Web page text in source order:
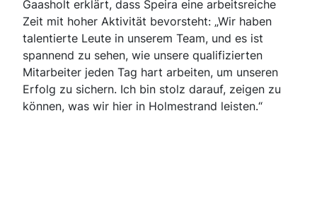
Gaasholt erklärt, dass Speira eine arbeitsreiche
Zeit mit hoher Aktivität bevorsteht: „Wir haben
talentierte Leute in unserem Team, und es ist
spannend zu sehen, wie unsere qualifizierten
Mitarbeiter jeden Tag hart arbeiten, um unseren
Erfolg zu sichern. Ich bin stolz darauf, zeigen zu
können, was wir hier in Holmestrand leisten.“